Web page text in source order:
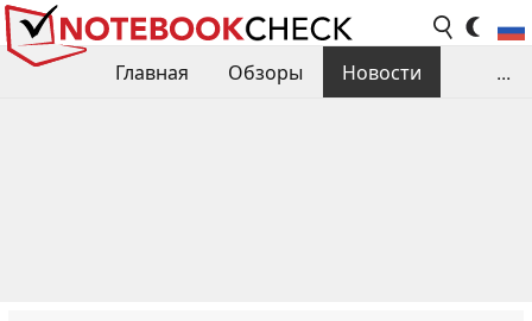
Главная Обзоры
Новости
...